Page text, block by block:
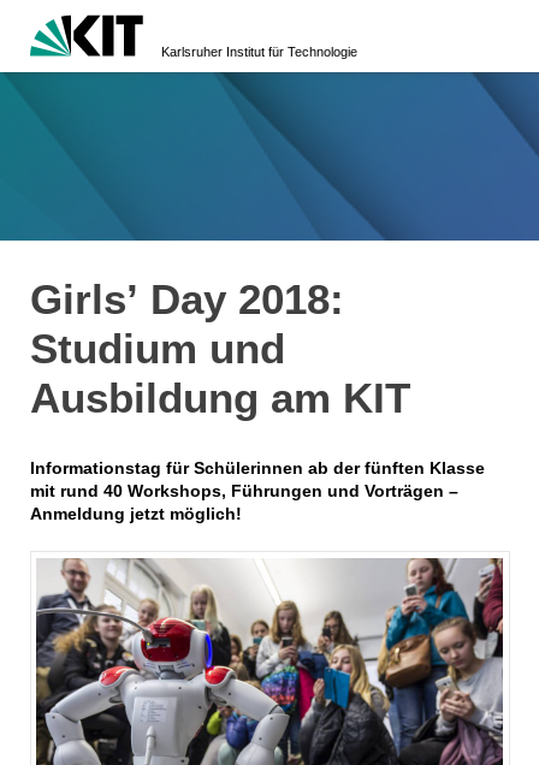
Karlsruher Institut für Technologie
Girlsʼ Day 2018:
Studium und
Ausbildung am KIT
Informationstag für Schülerinnen ab der fünften Klasse
mit rund 40 Workshops, Führungen und Vorträgen –
Anmeldung jetzt möglich!